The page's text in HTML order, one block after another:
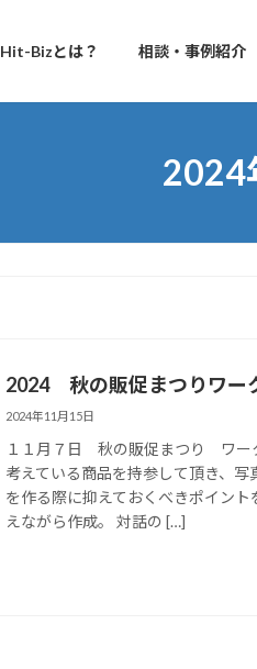
Hit-Bizとは？ 相談・事例紹介
2024
2024 秋の販促まつりワー
2024年11月15日
１１月７日 秋の販促まつり ワー
考えている商品を持参して頂き、
を作る際に抑えておくべきポイン
えながら作成。 対話の […]